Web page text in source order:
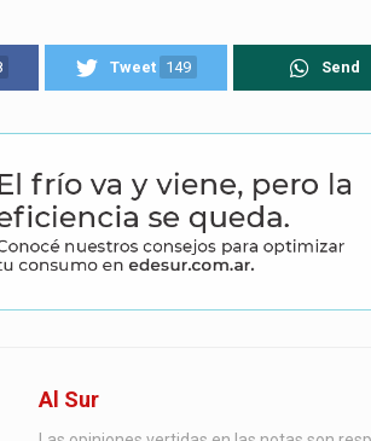
Tweet 149 Send
Al Sur